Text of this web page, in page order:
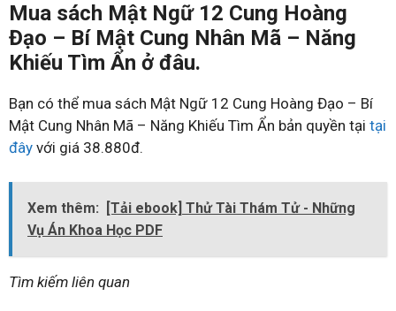
Mua sách Mật Ngữ 12 Cung Hoàng
Đạo – Bí Mật Cung Nhân Mã – Năng
Khiếu Tìm Ẩn ở đâu.
Bạn có thể mua sách Mật Ngữ 12 Cung Hoàng Đạo – Bí
Mật Cung Nhân Mã – Năng Khiếu Tìm Ẩn bản quyền tại tại
đây với giá 38.880đ.
Xem thêm:
[Tải ebook] Thử Tài Thám Tử - Những
Vụ Án Khoa Học PDF
Tìm kiếm liên quan